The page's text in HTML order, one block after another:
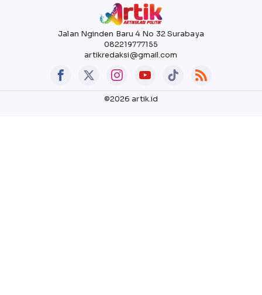
Jalan Nginden Baru 4 No 32 Surabaya
082219777155
artikredaksi@gmail.com
©2026 artik.id